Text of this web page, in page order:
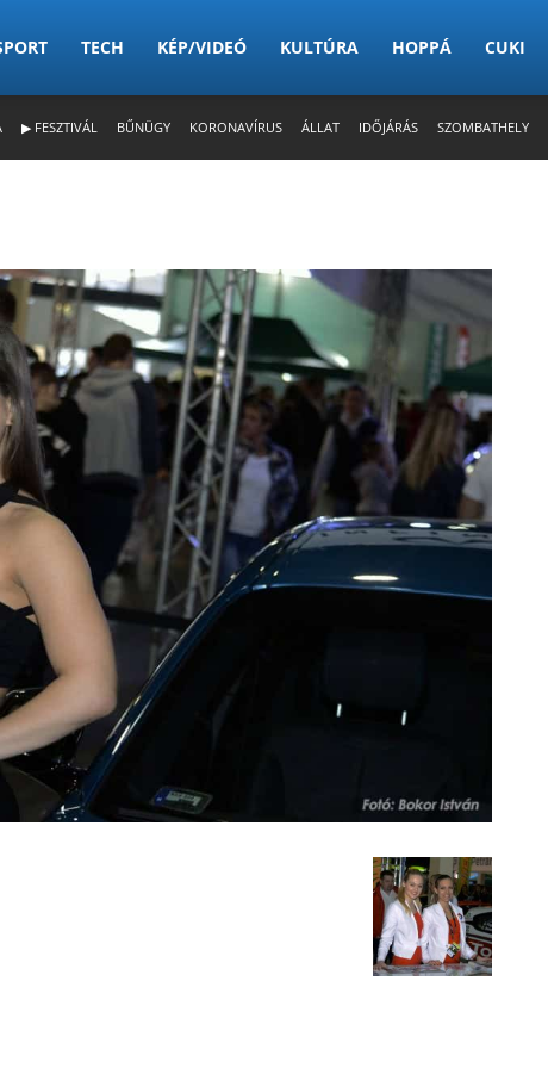
TECH KÉP/VIDEÓ KULTÚRA HOPPÁ CUKI
▶ FESZTIVÁL BŰNÜGY KORONAVÍRUS ÁLLAT IDŐJÁRÁS SZOMBATHELY